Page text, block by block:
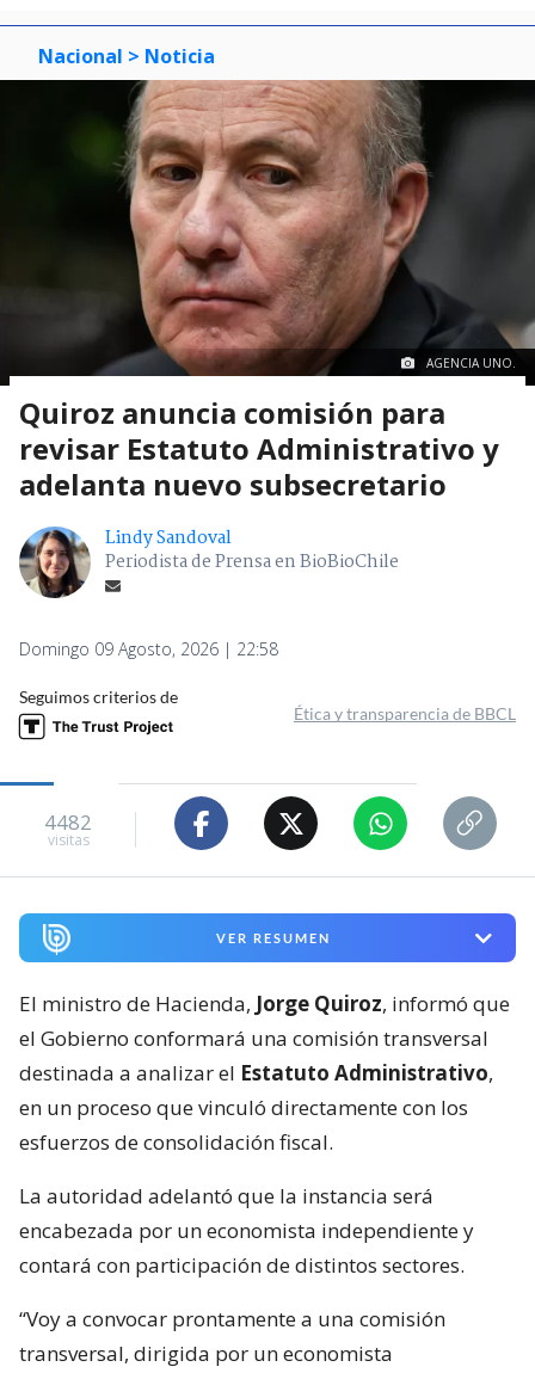
Nacional > Noticia
AGENCIA UNO.
Quiroz anuncia comisión para
revisar Estatuto Administrativo y
adelanta nuevo subsecretario
Lindy Sandoval
Periodista de Prensa en BioBioChile
Domingo 09 Agosto, 2026 | 22:58
Seguimos criterios de
Ética y transparencia de BBCL
4482
visitas
VER RESUMEN
El ministro de Hacienda, Jorge Quiroz, informó que
el Gobierno conformará una comisión transversal
destinada a analizar el Estatuto Administrativo,
en un proceso que vinculó directamente con los
esfuerzos de consolidación fiscal.
La autoridad adelantó que la instancia será
encabezada por un economista independiente y
contará con participación de distintos sectores.
“Voy a convocar prontamente a una comisión
transversal, dirigida por un economista